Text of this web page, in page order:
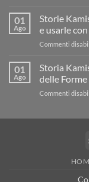
01
Ago
Storie
e usarle
Commenti
01
Ago
Storia
delle
Commenti